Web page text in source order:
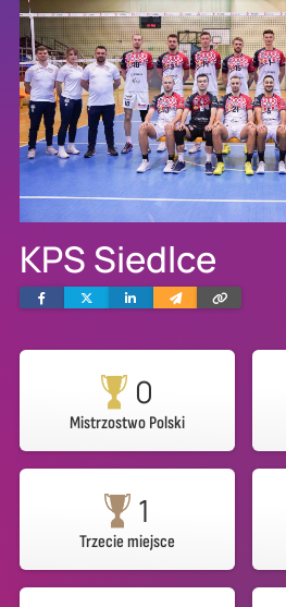
KPS Siedlce
FacebookTwitterLinkedinWyślij
e-
Skopiuj
link
0
Mistrzostwo Polski
1
Trzecie miejsce